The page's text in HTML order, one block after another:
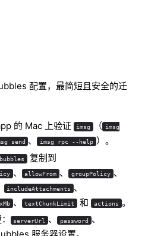
配置，最简短且安全的迁
的 Mac 上验证 imsg （ imsg
send 、 imsg rpc --help ）。
复制到
、 allowFrom 、 groupPolicy 、
includeAttachments 、
、 textChunkLimit 和 actions 。
serverUrl 、 password 、